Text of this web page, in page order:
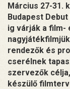
Március 27-31.
Budapest
ig várják a
rendezők és
cserélnek
szervezők
készülő